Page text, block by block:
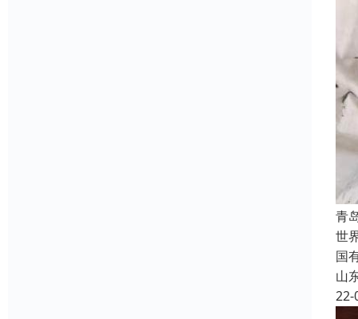
青
世
国
山
22-